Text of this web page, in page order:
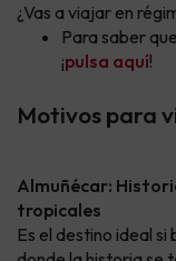
¿Vas a viajar en
Para saber
¡pulsa aquí!
Motivos para
Almuñécar:
tropicales
Es el destino ideal